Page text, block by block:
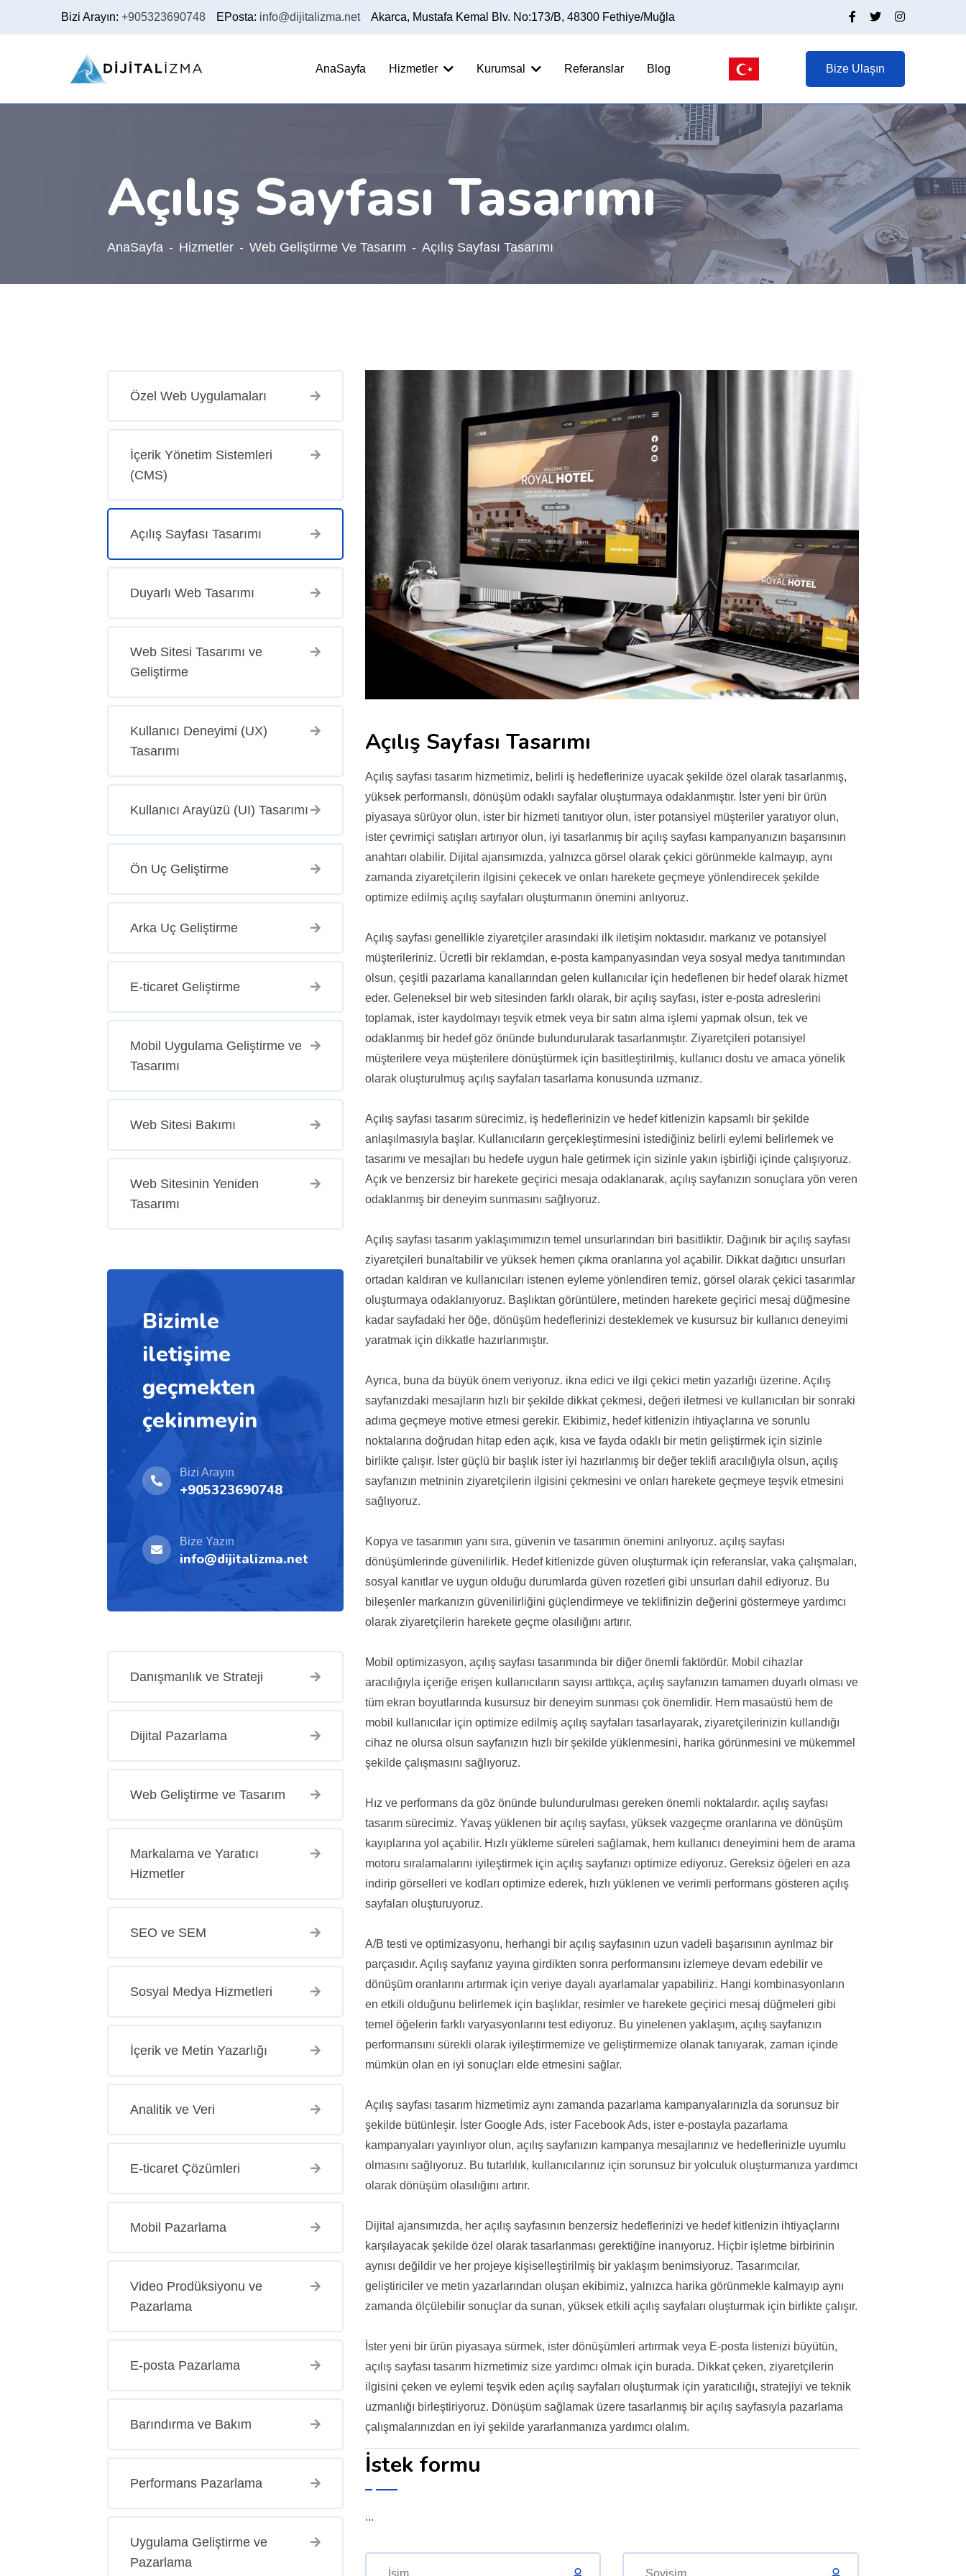
Bizi Arayın: +905323690748 EPosta: info@dijitalizma.net Akarca, Mustafa Kemal Blv. No:173/B, 48300 Fethiye/Muğla
AnaSayfa Hizmetler Kurumsal Referanslar Blog Bize Ulaşın
Açılış Sayfası Tasarımı
AnaSayfa Hizmetler Web Geliştirme Ve Tasarım Açılış Sayfası Tasarımı
Özel Web Uygulamaları
İçerik Yönetim Sistemleri
(CMS)
Açılış Sayfası Tasarımı
Duyarlı Web Tasarımı
Web Sitesi Tasarımı ve
Geliştirme
Kullanıcı Deneyimi (UX)
Tasarımı
Kullanıcı Arayüzü (UI) Tasarımı
Ön Uç Geliştirme
Arka Uç Geliştirme
E-ticaret Geliştirme
Mobil Uygulama Geliştirme ve
Tasarımı
Web Sitesi Bakımı
Web Sitesinin Yeniden
Tasarımı
Bizimle
iletişime
geçmekten
çekinmeyin
Bizi Arayın
+905323690748
Bize Yazın
info@dijitalizma.net
Danışmanlık ve Strateji
Dijital Pazarlama
Web Geliştirme ve Tasarım
Markalama ve Yaratıcı
Hizmetler
SEO ve SEM
Sosyal Medya Hizmetleri
İçerik ve Metin Yazarlığı
Analitik ve Veri
E-ticaret Çözümleri
Mobil Pazarlama
Video Prodüksiyonu ve
Pazarlama
E-posta Pazarlama
Barındırma ve Bakım
Performans Pazarlama
Uygulama Geliştirme ve
Pazarlama
Açılış Sayfası Tasarımı
Açılış sayfası tasarım hizmetimiz, belirli iş hedeflerinize uyacak şekilde özel olarak tasarlanmış,
yüksek performanslı, dönüşüm odaklı sayfalar oluşturmaya odaklanmıştır. İster yeni bir ürün
piyasaya sürüyor olun, ister bir hizmeti tanıtıyor olun, ister potansiyel müşteriler yaratıyor olun,
ister çevrimiçi satışları artırıyor olun, iyi tasarlanmış bir açılış sayfası kampanyanızın başarısının
anahtarı olabilir. Dijital ajansımızda, yalnızca görsel olarak çekici görünmekle kalmayıp, aynı
zamanda ziyaretçilerin ilgisini çekecek ve onları harekete geçmeye yönlendirecek şekilde
optimize edilmiş açılış sayfaları oluşturmanın önemini anlıyoruz.
Açılış sayfası genellikle ziyaretçiler arasındaki ilk iletişim noktasıdır. markanız ve potansiyel
müşterileriniz. Ücretli bir reklamdan, e-posta kampanyasından veya sosyal medya tanıtımından
olsun, çeşitli pazarlama kanallarından gelen kullanıcılar için hedeflenen bir hedef olarak hizmet
eder. Geleneksel bir web sitesinden farklı olarak, bir açılış sayfası, ister e-posta adreslerini
toplamak, ister kaydolmayı teşvik etmek veya bir satın alma işlemi yapmak olsun, tek ve
odaklanmış bir hedef göz önünde bulundurularak tasarlanmıştır. Ziyaretçileri potansiyel
müşterilere veya müşterilere dönüştürmek için basitleştirilmiş, kullanıcı dostu ve amaca yönelik
olarak oluşturulmuş açılış sayfaları tasarlama konusunda uzmanız.
Açılış sayfası tasarım sürecimiz, iş hedeflerinizin ve hedef kitlenizin kapsamlı bir şekilde
anlaşılmasıyla başlar. Kullanıcıların gerçekleştirmesini istediğiniz belirli eylemi belirlemek ve
tasarımı ve mesajları bu hedefe uygun hale getirmek için sizinle yakın işbirliği içinde çalışıyoruz.
Açık ve benzersiz bir harekete geçirici mesaja odaklanarak, açılış sayfanızın sonuçlara yön veren
odaklanmış bir deneyim sunmasını sağlıyoruz.
Açılış sayfası tasarım yaklaşımımızın temel unsurlarından biri basitliktir. Dağınık bir açılış sayfası
ziyaretçileri bunaltabilir ve yüksek hemen çıkma oranlarına yol açabilir. Dikkat dağıtıcı unsurları
ortadan kaldıran ve kullanıcıları istenen eyleme yönlendiren temiz, görsel olarak çekici tasarımlar
oluşturmaya odaklanıyoruz. Başlıktan görüntülere, metinden harekete geçirici mesaj düğmesine
kadar sayfadaki her öğe, dönüşüm hedeflerinizi desteklemek ve kusursuz bir kullanıcı deneyimi
yaratmak için dikkatle hazırlanmıştır.
Ayrıca, buna da büyük önem veriyoruz. ikna edici ve ilgi çekici metin yazarlığı üzerine. Açılış
sayfanızdaki mesajların hızlı bir şekilde dikkat çekmesi, değeri iletmesi ve kullanıcıları bir sonraki
adıma geçmeye motive etmesi gerekir. Ekibimiz, hedef kitlenizin ihtiyaçlarına ve sorunlu
noktalarına doğrudan hitap eden açık, kısa ve fayda odaklı bir metin geliştirmek için sizinle
birlikte çalışır. İster güçlü bir başlık ister iyi hazırlanmış bir değer teklifi aracılığıyla olsun, açılış
sayfanızın metninin ziyaretçilerin ilgisini çekmesini ve onları harekete geçmeye teşvik etmesini
sağlıyoruz.
Kopya ve tasarımın yanı sıra, güvenin ve tasarımın önemini anlıyoruz. açılış sayfası
dönüşümlerinde güvenilirlik. Hedef kitlenizde güven oluşturmak için referanslar, vaka çalışmaları,
sosyal kanıtlar ve uygun olduğu durumlarda güven rozetleri gibi unsurları dahil ediyoruz. Bu
bileşenler markanızın güvenilirliğini güçlendirmeye ve teklifinizin değerini göstermeye yardımcı
olarak ziyaretçilerin harekete geçme olasılığını artırır.
Mobil optimizasyon, açılış sayfası tasarımında bir diğer önemli faktördür. Mobil cihazlar
aracılığıyla içeriğe erişen kullanıcıların sayısı arttıkça, açılış sayfanızın tamamen duyarlı olması ve
tüm ekran boyutlarında kusursuz bir deneyim sunması çok önemlidir. Hem masaüstü hem de
mobil kullanıcılar için optimize edilmiş açılış sayfaları tasarlayarak, ziyaretçilerinizin kullandığı
cihaz ne olursa olsun sayfanızın hızlı bir şekilde yüklenmesini, harika görünmesini ve mükemmel
şekilde çalışmasını sağlıyoruz.
Hız ve performans da göz önünde bulundurulması gereken önemli noktalardır. açılış sayfası
tasarım sürecimiz. Yavaş yüklenen bir açılış sayfası, yüksek vazgeçme oranlarına ve dönüşüm
kayıplarına yol açabilir. Hızlı yükleme süreleri sağlamak, hem kullanıcı deneyimini hem de arama
motoru sıralamalarını iyileştirmek için açılış sayfanızı optimize ediyoruz. Gereksiz öğeleri en aza
indirip görselleri ve kodları optimize ederek, hızlı yüklenen ve verimli performans gösteren açılış
sayfaları oluşturuyoruz.
A/B testi ve optimizasyonu, herhangi bir açılış sayfasının uzun vadeli başarısının ayrılmaz bir
parçasıdır. Açılış sayfanız yayına girdikten sonra performansını izlemeye devam edebilir ve
dönüşüm oranlarını artırmak için veriye dayalı ayarlamalar yapabiliriz. Hangi kombinasyonların
en etkili olduğunu belirlemek için başlıklar, resimler ve harekete geçirici mesaj düğmeleri gibi
temel öğelerin farklı varyasyonlarını test ediyoruz. Bu yinelenen yaklaşım, açılış sayfanızın
performansını sürekli olarak iyileştirmemize ve geliştirmemize olanak tanıyarak, zaman içinde
mümkün olan en iyi sonuçları elde etmesini sağlar.
Açılış sayfası tasarım hizmetimiz aynı zamanda pazarlama kampanyalarınızla da sorunsuz bir
şekilde bütünleşir. İster Google Ads, ister Facebook Ads, ister e-postayla pazarlama
kampanyaları yayınlıyor olun, açılış sayfanızın kampanya mesajlarınız ve hedeflerinizle uyumlu
olmasını sağlıyoruz. Bu tutarlılık, kullanıcılarınız için sorunsuz bir yolculuk oluşturmanıza yardımcı
olarak dönüşüm olasılığını artırır.
Dijital ajansımızda, her açılış sayfasının benzersiz hedeflerinizi ve hedef kitlenizin ihtiyaçlarını
karşılayacak şekilde özel olarak tasarlanması gerektiğine inanıyoruz. Hiçbir işletme birbirinin
aynısı değildir ve her projeye kişiselleştirilmiş bir yaklaşım benimsiyoruz. Tasarımcılar,
geliştiriciler ve metin yazarlarından oluşan ekibimiz, yalnızca harika görünmekle kalmayıp aynı
zamanda ölçülebilir sonuçlar da sunan, yüksek etkili açılış sayfaları oluşturmak için birlikte çalışır.
İster yeni bir ürün piyasaya sürmek, ister dönüşümleri artırmak veya E-posta listenizi büyütün,
açılış sayfası tasarım hizmetimiz size yardımcı olmak için burada. Dikkat çeken, ziyaretçilerin
ilgisini çeken ve eylemi teşvik eden açılış sayfaları oluşturmak için yaratıcılığı, stratejiyi ve teknik
uzmanlığı birleştiriyoruz. Dönüşüm sağlamak üzere tasarlanmış bir açılış sayfasıyla pazarlama
çalışmalarınızdan en iyi şekilde yararlanmanıza yardımcı olalım.
İstek formu
...